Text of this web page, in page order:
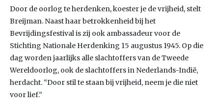
Door de oorlog te herdenken, koester je de vrijheid, stelt
Breijman. Naast haar betrokkenheid bij het
Bevrijdingsfestival is zij ook ambassadeur voor de
Stichting Nationale Herdenking 15 augustus 1945. Op die
dag worden jaarlijks alle slachtoffers van de Tweede
Wereldoorlog, ook de slachtoffers in Nederlands-Indië,
herdacht. “Door stil te staan bij vrijheid, neem je die niet
voor lief.”